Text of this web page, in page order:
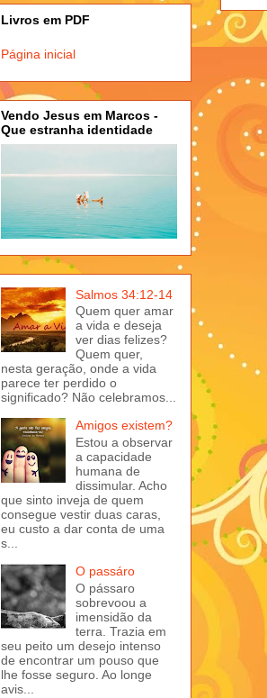
Livros em PDF
Página inicial
Vendo Jesus em Marcos -
Que estranha identidade
Salmos 34:12-14
Quem quer amar
a vida e deseja
ver dias felizes?
Quem quer,
nesta geração, onde a vida
parece ter perdido o
significado? Não celebramos...
Amigos existem?
Estou a observar
a capacidade
humana de
dissimular. Acho
que sinto inveja de quem
consegue vestir duas caras,
eu custo a dar conta de uma
s...
O passáro
O pássaro
sobrevoou a
imensidão da
terra. Trazia em
seu peito um desejo intenso
de encontrar um pouso que
lhe fosse seguro. Ao longe
avis...